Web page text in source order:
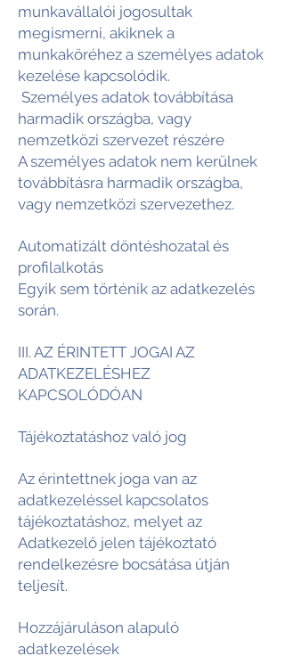
munkavállalói jogosultak
megismerni, akiknek a
munkaköréhez a személyes adatok
kezelése kapcsolódik.
Személyes adatok továbbítása
harmadik országba, vagy
nemzetközi szervezet részére
A személyes adatok nem kerülnek
továbbításra harmadik országba,
vagy nemzetközi szervezethez.
Automatizált döntéshozatal és
profilalkotás
Egyik sem történik az adatkezelés
során.
III. AZ ÉRINTETT JOGAI AZ
ADATKEZELÉSHEZ
KAPCSOLÓDÓAN
Tájékoztatáshoz való jog
Az érintettnek joga van az
adatkezeléssel kapcsolatos
tájékoztatáshoz, melyet az
Adatkezelő jelen tájékoztató
rendelkezésre bocsátása útján
teljesít.
Hozzájáruláson alapuló
adatkezelések